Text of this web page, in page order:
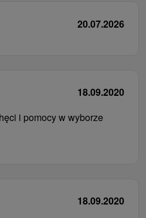
20.07.2026
18.09.2020
i pomocy w wyborze
18.09.2020